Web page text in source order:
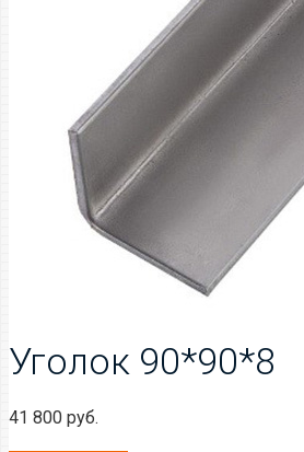
Уголок 90*90*8
41 800 руб.